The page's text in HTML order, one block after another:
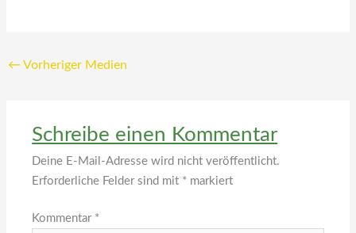
← Vorheriger Medien
Schreibe einen Kommentar
Deine E-Mail-Adresse wird nicht veröffentlicht.
Erforderliche Felder sind mit * markiert
Kommentar *